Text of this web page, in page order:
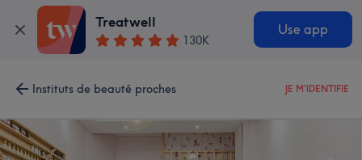
Treatwell
130K
Use app
Instituts de beauté proches JE M'IDENTIFIE